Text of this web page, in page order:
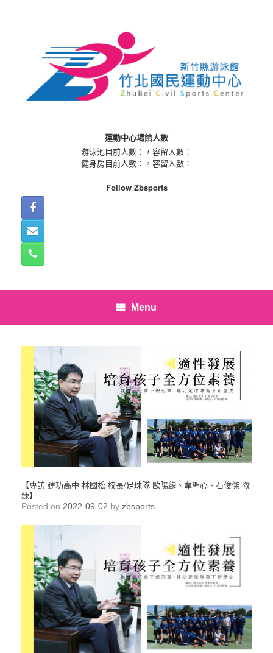
運動中心場館人數
游泳池目前人數：
，容留人數：
健身房目前人數：
，容留人數：
Follow Zbsports
Menu
【專訪 建功高中 林國松 校長/足球隊 歐陽麟、韋聖心、石俊傑 教
練】
Posted on 2022-09-02 by zbsports